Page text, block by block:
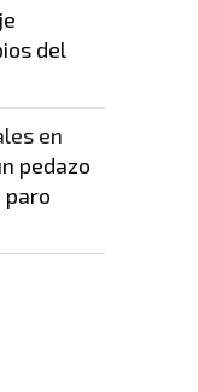
del
en
pedazo
paro